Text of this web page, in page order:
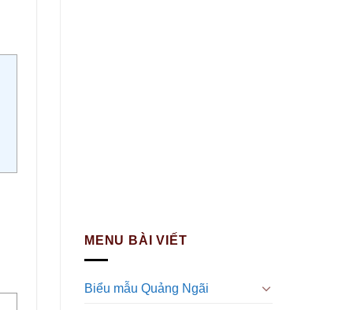
MENU BÀI VIẾT
Biểu mẫu Quảng Ngãi